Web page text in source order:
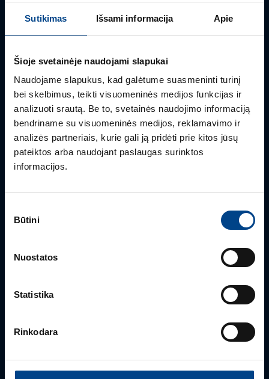
Sutikimas Išsami informacija Apie
Šioje svetainėje naudojami slapukai
Naudojame slapukus, kad galėtume suasmeninti turinį
bei skelbimus, teikti visuomeninės medijos funkcijas ir
analizuoti srautą. Be to, svetainės naudojimo informaciją
bendriname su visuomeninės medijos, reklamavimo ir
analizės partneriais, kurie gali ją pridėti prie kitos jūsų
pateiktos arba naudojant paslaugas surinktos
informacijos.
pasirinkimas
Būtini
Nuostatos
Statistika
Rinkodara
+370 603 23732
Įmonė